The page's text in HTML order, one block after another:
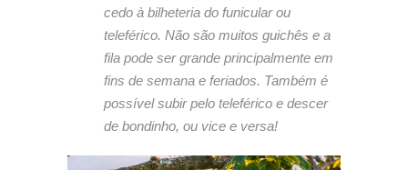
cedo à bilheteria do funicular ou
teleférico. Não são muitos guichês e a
fila pode ser grande principalmente em
fins de semana e feriados. Também é
possível subir pelo teleférico e descer
de bondinho, ou vice e versa!